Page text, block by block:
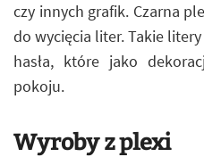
czy innych grafik. Czarna
do wycięcia liter. Takie
hasła, które jako
pokoju.
Wyroby z plexi